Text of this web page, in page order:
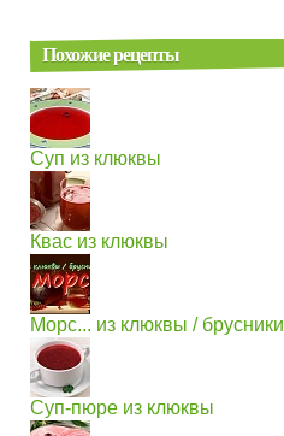
Похожие рецепты
Суп из клюквы
Квас из клюквы
Морс... из клюквы / брусники
Суп-пюре из клюквы